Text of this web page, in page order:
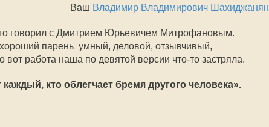
Ваш Владимир Владимирович Шахиджанян
говорил с Дмитрием Юрьевичем Митрофановым.
парень  умный, деловой, отзывчивый,
работа наша по девятой версии что-то застряла.
кто облегчает бремя другого человека».